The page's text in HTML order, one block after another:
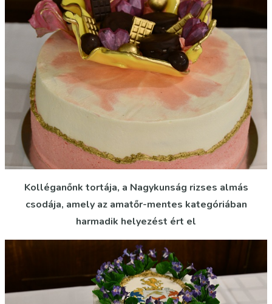
Kolléganőnk tortája, a Nagykunság rizses almás
csodája, amely az amatőr-mentes kategóriában
harmadik helyezést ért el